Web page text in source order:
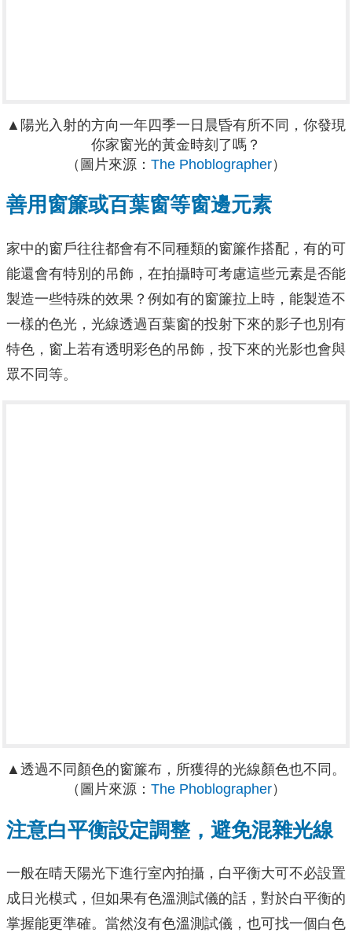
▲陽光入射的方向一年四季一日晨昏有所不同，你發現
你家窗光的黃金時刻了嗎？
（圖片來源： The Phoblographer）
善用窗簾或百葉窗等窗邊元素
家中的窗戶往往都會有不同種類的窗簾作搭配，有的可
能還會有特別的吊飾，在拍攝時可考慮這些元素是否能
製造一些特殊的效果？例如有的窗簾拉上時，能製造不
一樣的色光，光線透過百葉窗的投射下來的影子也別有
特色，窗上若有透明彩色的吊飾，投下來的光影也會與
眾不同等。
▲透過不同顏色的窗簾布，所獲得的光線顏色也不同。
（圖片來源： The Phoblographer）
注意白平衡設定調整，避免混雜光線
一般在晴天陽光下進行室內拍攝，白平衡大可不必設置
成日光模式，但如果有色溫測試儀的話，對於白平衡的
掌握能更準確。當然沒有色溫測試儀，也可找一個白色